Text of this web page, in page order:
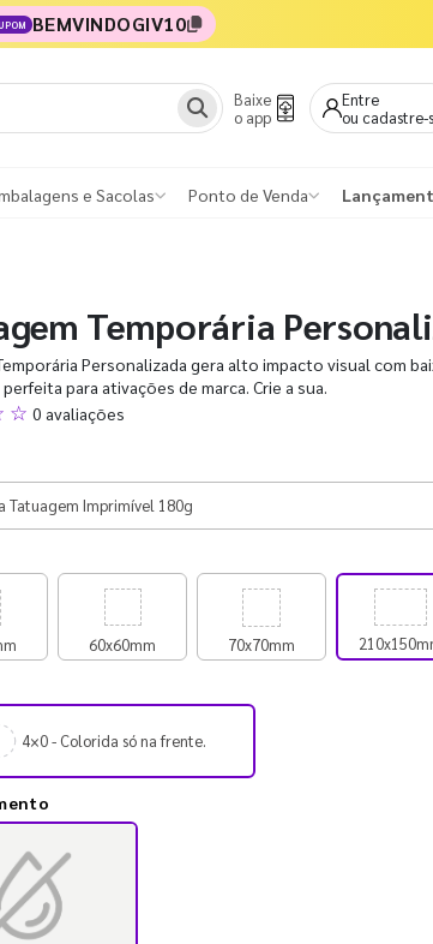
BEMVINDOGIV10
Baixe
o app
Entre
ou cadastre-
e Sacolas Ponto de Venda
Temporária
Personalizada gera alto impacto visual com
para ativações de marca. Crie a sua.
☆ 0 avaliações
60x60mm 70x70mm
4×0 - Colorida só na frente.